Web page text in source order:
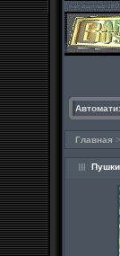
Главная >